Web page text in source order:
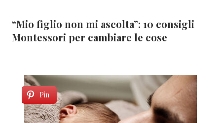
“Mio figlio non mi ascolta”: 10 consigli
Montessori per cambiare le cose
Pin